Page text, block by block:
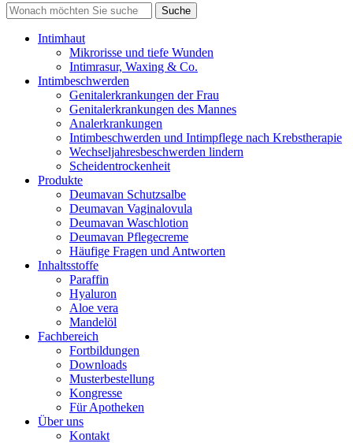
Intimhaut
Mikrorisse und tiefe Wunden
Intimrasur, Waxing & Co.
Intimbeschwerden
Genitalerkrankungen der Frau
Genitalerkrankungen des Mannes
Analerkrankungen
Intimbeschwerden und Intimpflege nach Krebstherapie
Wechseljahresbeschwerden lindern
Scheidentrockenheit
Produkte
Deumavan Schutzsalbe
Deumavan Vaginalovula
Deumavan Waschlotion
Deumavan Pflegecreme
Häufige Fragen und Antworten
Inhaltsstoffe
Paraffin
Hyaluron
Aloe vera
Mandelöl
Fachbereich
Fortbildungen
Downloads
Musterbestellung
Kongresse
Für Apotheken
Über uns
Kontakt